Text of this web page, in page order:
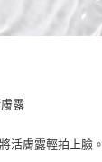
露
活膚露輕拍上臉。